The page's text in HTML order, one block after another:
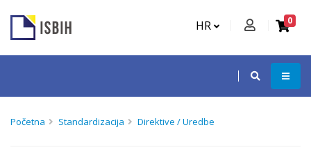
HR 0
Početna Standardizacija Direktive / Uredbe